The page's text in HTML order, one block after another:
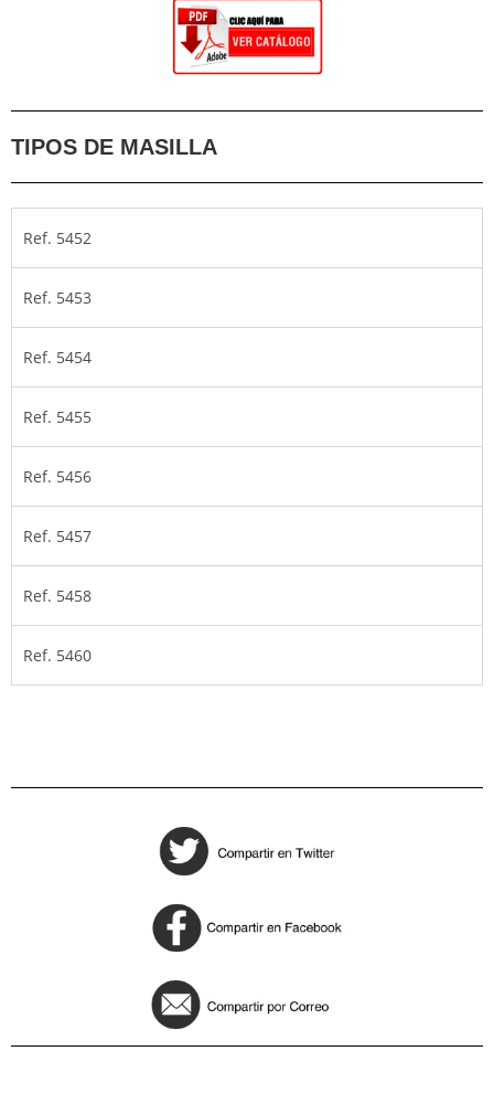
TIPOS DE MASILLA
Ref. 5452
Ref. 5453
Ref. 5454
Ref. 5455
Ref. 5456
Ref. 5457
Ref. 5458
Ref. 5460